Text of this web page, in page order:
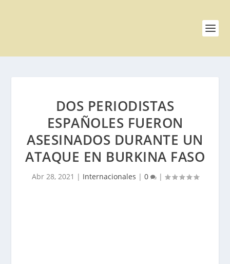
DOS PERIODISTAS
ESPAÑOLES FUERON
ASESINADOS DURANTE UN
ATAQUE EN BURKINA FASO
Abr 28, 2021 | Internacionales | 0 |